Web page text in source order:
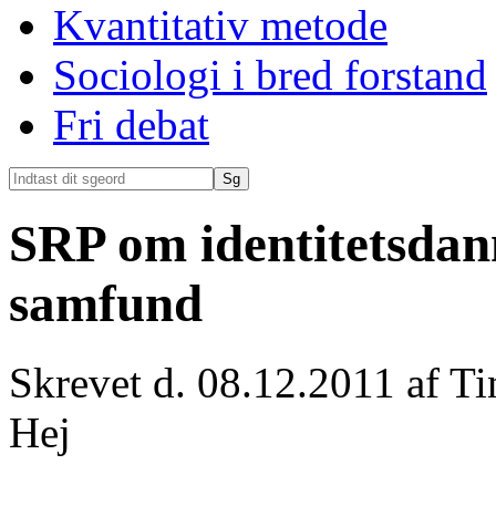
Kvantitativ metode
Sociologi i bred forstand
Fri debat
SRP om
samfund
Skrevet d. 08.12.2011 af
Hej